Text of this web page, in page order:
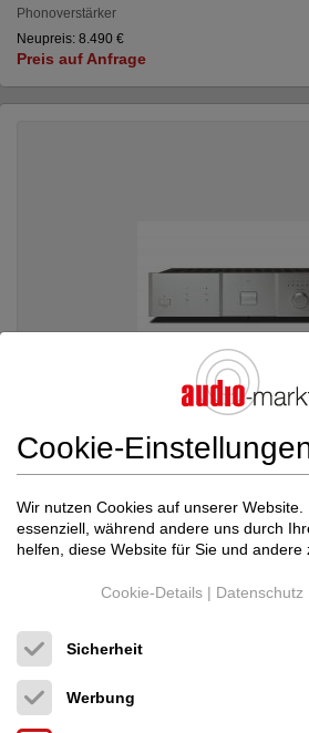
Phonoverstärker
Neupreis: 8.490 €
Preis auf Anfrage
Phonoverstärker
Neupreis: 4.490 €
Cookie-
Wir nutzen Cookies auf unserer Website.
essenziell, während andere uns durch
helfen, diese Website für Sie und andere
Cookie-Details | Datenschutz
Sicherheit
Werbung